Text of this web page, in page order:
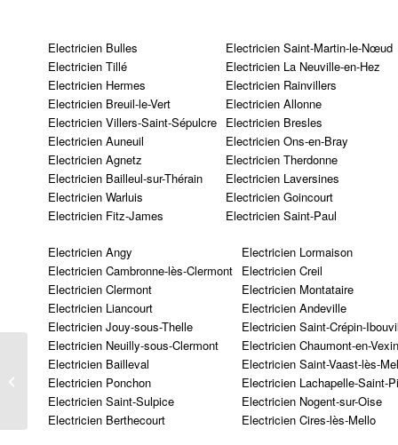
Electricien Bulles
Electricien Tillé
Electricien Hermes
Electricien Breuil-le-Vert
Electricien Villers-Saint-Sépulcre
Electricien Auneuil
Electricien Agnetz
Electricien Bailleul-sur-Thérain
Electricien Warluis
Electricien Fitz-James
Electricien Saint-Martin-le-Nœud
Electricien La Neuville-en-Hez
Electricien Rainvillers
Electricien Allonne
Electricien Bresles
Electricien Ons-en-Bray
Electricien Therdonne
Electricien Laversines
Electricien Goincourt
Electricien Saint-Paul
Electricien Angy
Electricien Cambronne-lès-Clermont
Electricien Clermont
Electricien Liancourt
Electricien Jouy-sous-Thelle
Electricien Neuilly-sous-Clermont
Electricien Bailleval
Electricien Ponchon
Electricien Saint-Sulpice
Electricien Berthecourt
Electricien Lormaison
Electricien Creil
Electricien Montataire
Electricien Andeville
Electricien Saint-Crépin-
Electricien Chaumont-en-Vexin
Electricien Saint-Vaast-lès-
Electricien Lachapelle-Saint-
Electricien Nogent-sur-Oise
Electricien Cires-lès-Mello
Berthecourt 60370